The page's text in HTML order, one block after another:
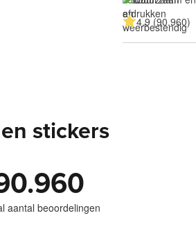
4.9 (90.960)
stickers
aantal beoordelingen